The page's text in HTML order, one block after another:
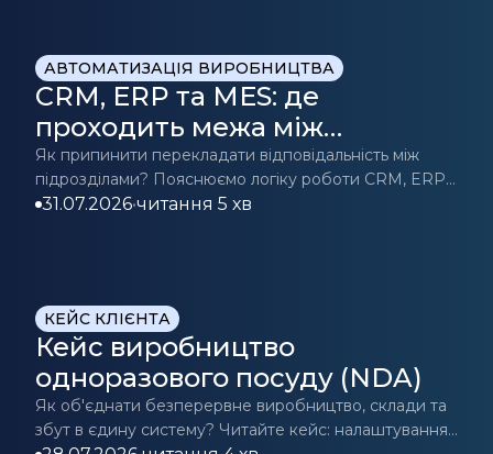
АВТОМАТИЗАЦІЯ ВИРОБНИЦТВА
CRM, ERP та MES: де
проходить межа між
«продажами» та
«виробництвом»?
Як припинити перекладати відповідальність між
підрозділами? Пояснюємо логіку роботи CRM, ERP
та MES.
31.07.2026•читання 5 хв
КЕЙС КЛІЄНТА
Кейс виробництво
одноразового посуду (NDA)
Як об'єднати безперервне виробництво, склади та
збут в єдину систему? Читайте кейс: налаштування